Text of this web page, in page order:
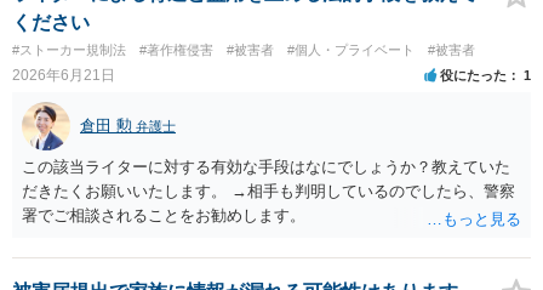
ください
#ストーカー規制法 #著作権侵害 #被害者 #個人・プライベート #被害者
2026年6月21日 役にたった 1
倉田 勲 弁護士
この該当ライターに対する有効な手段はなにでしょうか？教えていた
だきたくお願いいたします。 →相手も判明しているのでしたら、警察
署でご相談されることをお勧めします。